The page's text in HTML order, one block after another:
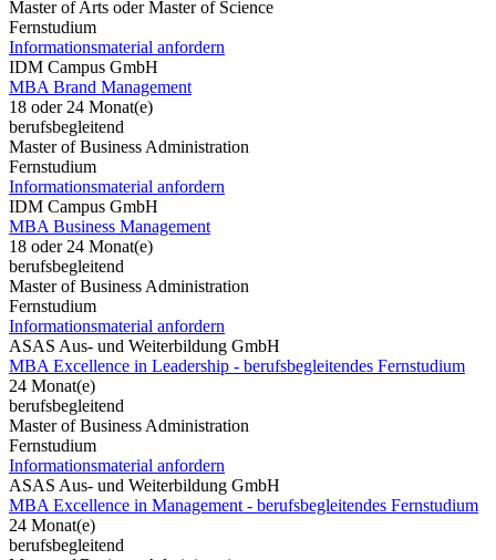
Master of Arts oder Master of Science
Fernstudium
Informationsmaterial anfordern
IDM Campus GmbH
MBA Brand Management
18 oder 24 Monat(e)
berufsbegleitend
Master of Business Administration
Fernstudium
Informationsmaterial anfordern
IDM Campus GmbH
MBA Business Management
18 oder 24 Monat(e)
berufsbegleitend
Master of Business Administration
Fernstudium
Informationsmaterial anfordern
ASAS Aus- und Weiterbildung GmbH
MBA Excellence in Leadership - berufsbegleitendes Fernstudium
24 Monat(e)
berufsbegleitend
Master of Business Administration
Fernstudium
Informationsmaterial anfordern
ASAS Aus- und Weiterbildung GmbH
MBA Excellence in Management - berufsbegleitendes Fernstudium
24 Monat(e)
berufsbegleitend